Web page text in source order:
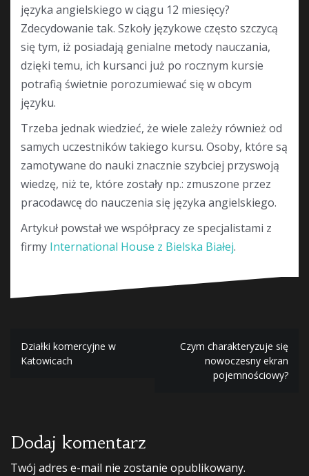
języka angielskiego w ciągu 12 miesięcy?
Zdecydowanie tak. Szkoły językowe często szczycą
się tym, iż posiadają genialne metody nauczania,
dzięki temu, ich kursanci już po rocznym kursie
potrafią świetnie porozumiewać się w obcym
języku.
Trzeba jednak wiedzieć, że wiele zależy również od
samych uczestników takiego kursu. Osoby, które są
zamotywane do nauki znacznie szybciej przyswoją
wiedzę, niż te, które zostały np.: zmuszone przez
pracodawcę do nauczenia się języka angielskiego.
Artykuł powstał we współpracy ze specjalistami z
firmy International House z Bielska Białej.
Nawigacja
wpisu
Działki komercyjne w
Katowicach
Czym charakteryzuje się
nowoczesny ekran
pojemnościowy?
Dodaj komentarz
Twój adres e-mail nie zostanie opublikowany.